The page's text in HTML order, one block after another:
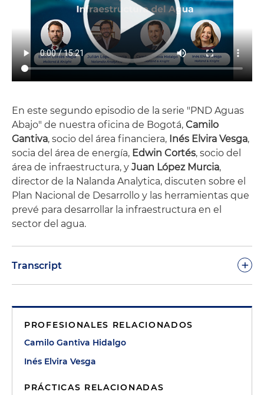
En este segundo episodio de la serie "PND Aguas
Abajo" de nuestra oficina de Bogotá, Camilo
Gantiva, socio del área financiera, Inés Elvira Vesga,
socia del área de energía, Edwin Cortés, socio del
área de infraestructura, y Juan López Murcia,
director de la Nalanda Analytica, discuten sobre el
Plan Nacional de Desarrollo y las herramientas que
prevé para desarrollar la infraestructura en el
sector del agua.
Transcript +
Plan Nacional de Desarrollo para los años 2022 a
2026 y su impacto alrededor del agua. Yo soy
Camilo Gantiva, socio de Holland & Knight en la
Inés Elvira Vesga, socia de Holland & Knight en
PROFESIONALES RELACIONADOS
Camilo Gantiva Hidalgo
Inés Elvira Vesga
PRÁCTICAS RELACIONADAS